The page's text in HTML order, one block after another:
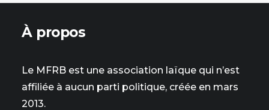
À propos
Le MFRB est une association laïque qui n’est
affiliée à aucun parti politique, créée en mars
2013.